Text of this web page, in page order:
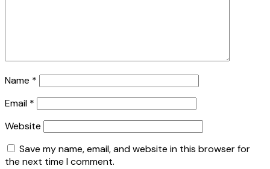
Name *
Email *
Website
Save my name, email, and website in this browser for
the next time I comment.